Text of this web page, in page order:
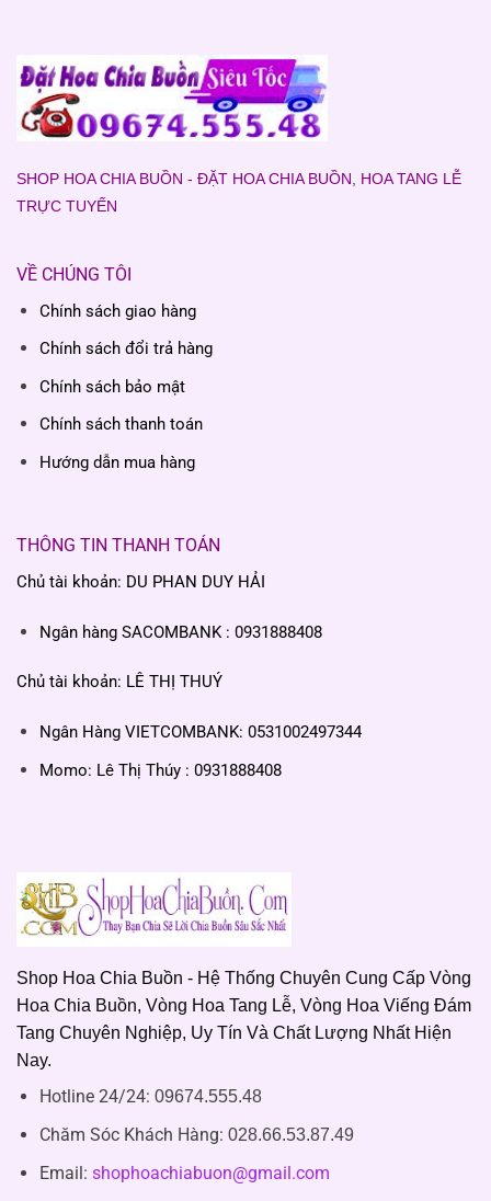
SHOP HOA CHIA BUỒN - ĐẶT HOA CHIA BUỒN, HOA TANG LỄ
TRỰC TUYẾN
VỀ CHÚNG TÔI
Chính sách giao hàng
Chính sách đổi trả hàng
Chính sách bảo mật
Chính sách thanh toán
Hướng dẫn mua hàng
THÔNG TIN THANH TOÁN
Chủ tài khoản: DU PHAN DUY HẢI
Ngân hàng SACOMBANK : 0931888408
Chủ tài khoản: LÊ THỊ THUÝ
Ngân Hàng VIETCOMBANK: 0531002497344
Momo: Lê Thị Thúy : 0931888408
Shop Hoa Chia Buồn - Hệ Thống Chuyên Cung Cấp Vòng
Hoa Chia Buồn, Vòng Hoa Tang Lễ, Vòng Hoa Viếng Đám
Tang Chuyên Nghiệp, Uy Tín Và Chất Lượng Nhất Hiện
Nay.
Hotline 24/24: 09674.555.48
Chăm Sóc Khách Hàng: 028.66.53.87.49
Email: shophoachiabuon@gmail.com